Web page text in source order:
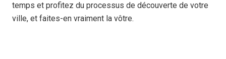
temps et profitez du processus de découverte de votre
ville, et faites-en vraiment la vôtre.